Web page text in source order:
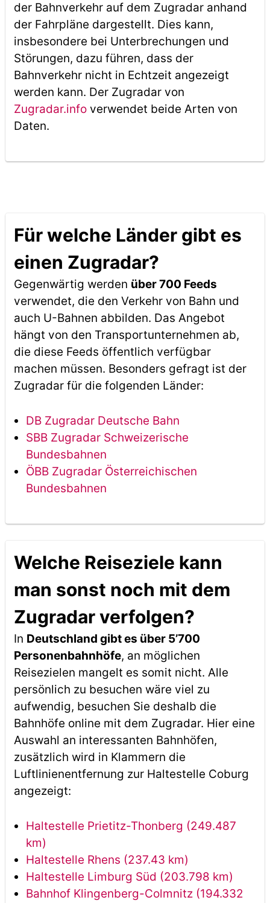
der Bahnverkehr auf dem Zugradar anhand
der Fahrpläne dargestellt. Dies kann,
insbesondere bei Unterbrechungen und
Störungen, dazu führen, dass der
Bahnverkehr nicht in Echtzeit angezeigt
werden kann. Der Zugradar von
Zugradar.infoverwendet beide Arten von
Daten.
Für welche Länder gibt es
einen Zugradar?
Gegenwärtig werden über 700 Feeds
verwendet, die den Verkehr von Bahn und
auch U-Bahnen abbilden. Das Angebot
hängt von den Transportunternehmen ab,
die diese Feeds öffentlich verfügbar
machen müssen. Besonders gefragt ist der
Zugradar für die folgenden Länder:
DB Zugradar Deutsche Bahn
SBB Zugradar Schweizerische
Bundesbahnen
ÖBB Zugradar Österreichischen
Bundesbahnen
Welche Reiseziele kann
man sonst noch mit dem
Zugradar verfolgen?
In Deutschland gibt es über 5’700
Personenbahnhöfe, an möglichen
Reisezielen mangelt es somit nicht. Alle
persönlich zu besuchen wäre viel zu
aufwendig, besuchen Sie deshalb die
Bahnhöfe online mit dem Zugradar. Hier eine
Auswahl an interessanten Bahnhöfen,
zusätzlich wird in Klammern die
Luftlinienentfernung zur Haltestelle Coburg
angezeigt:
Haltestelle Prietitz-Thonberg (249.487
km)
Haltestelle Rhens (237.43 km)
Haltestelle Limburg Süd (203.798 km)
Bahnhof Klingenberg-Colmnitz (194.332